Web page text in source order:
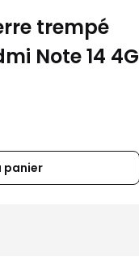
trempé
Note 14 4G
panier